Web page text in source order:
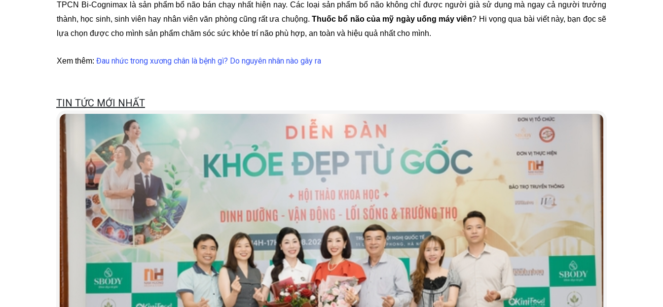
TPCN Bi-Cognimax là sản phẩm bổ não bán chạy nhất hiện nay. Các loại sản phẩm bổ não không chỉ được người già sử dụng mà ngay cả người trưởng
thành, học sinh, sinh viên hay nhân viên văn phòng cũng rất ưa chuộng.Thuốc bổ não của mỹ ngày uống máy viên? Hi vọng qua bài viết này, bạn đọc sẽ
lựa chọn được cho mình sản phẩm chăm sóc sức khỏe trí não phù hợp, an toàn và hiệu quả nhất cho mình.
Xem thêm: Đau nhức trong xương chân là bệnh gì? Do nguyên nhân nào gây ra
TIN TỨC MỚI NHẤT